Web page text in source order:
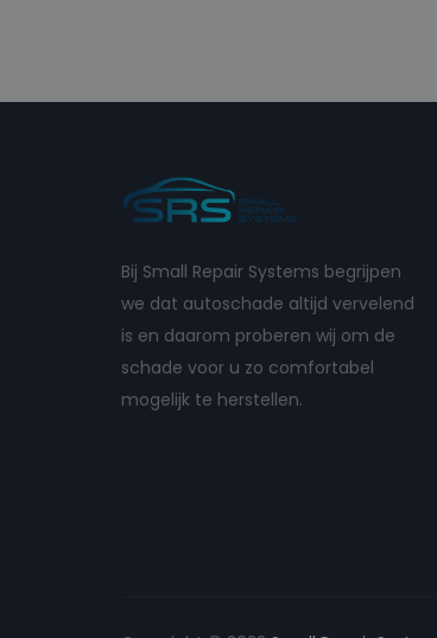
Bij Small Repair Systems begrijpen
we dat autoschade altijd vervelend
is en daarom proberen wij om de
schade voor u zo comfortabel
mogelijk te herstellen.